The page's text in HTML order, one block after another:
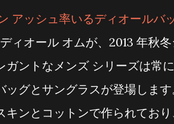
アッシュ率いるディオールバ
ィオール オムが、2013 年秋
ガントなメンズ シリーズは常に
ッグとサングラスが登場しま
ンとコットンで作られてお